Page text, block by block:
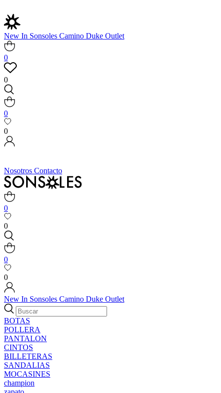
New In Sonsoles Camino Duke Outlet
0
0
0
0
Nosotros Contacto
0
0
0
0
New In Sonsoles Camino Duke Outlet
BOTAS
POLLERA
PANTALON
CINTOS
BILLETERAS
SANDALIAS
MOCASINES
champion